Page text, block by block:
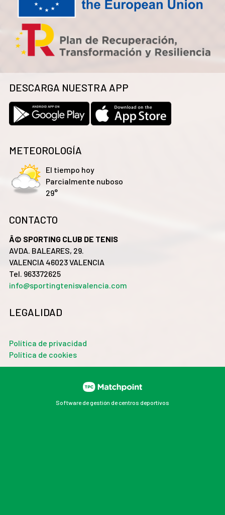
DESCARGA NUESTRA APP
METEOROLOGÍA
El tiempo hoy
Parcialmente nuboso
29°
CONTACTO
Â© SPORTING CLUB DE TENIS
AVDA. BALEARES, 29.
VALENCIA 46023 VALENCIA
Tel. 963372625
info@sportingtenisvalencia.com
LEGALIDAD
Política de privacidad
Política de cookies
Software de gestión de centros deportivos